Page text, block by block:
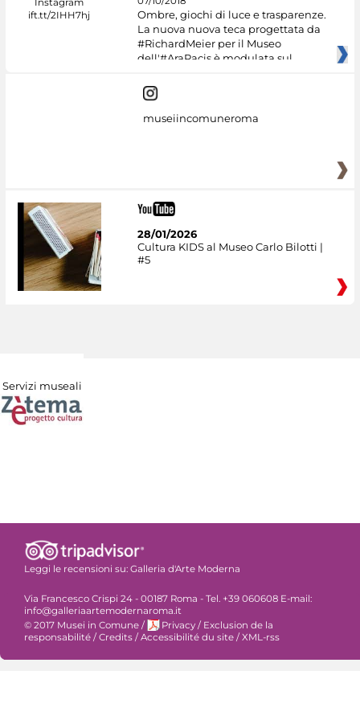
Ombre, giochi di luce e trasparenze.
La nuova nuova teca progettata da
#RichardMeier per il Museo
dell'#AraPacis è modulata sul
museiincomuneroma
28/01/2026
Cultura KIDS al Museo Carlo Bilotti |
#5
Servizi museali
Leggi le recensioni su: Galleria d'Arte Moderna
Via Francesco Crispi 24 - 00187 Roma - Tel. +39 060608 E-mail:
info@galleriaartemodernaroma.it
© 2017 Musei in Comune / Privacy / Exclusion de la
responsabilité / Credits / Accessibilité du site / XML-rss